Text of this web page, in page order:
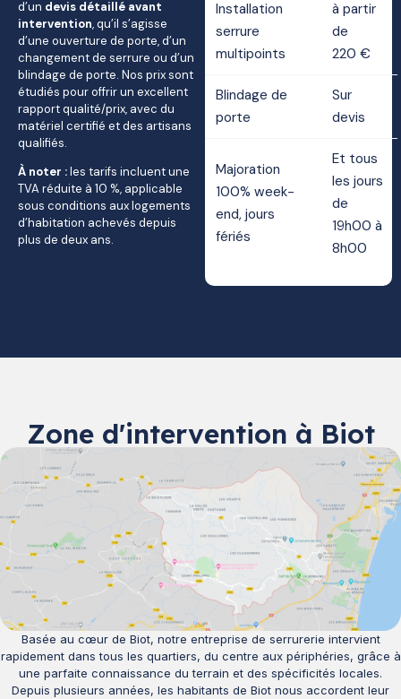
d’un devis détaillé avant
intervention, qu’il s’agisse
d’une ouverture de porte, d’un
changement de serrure ou d’un
blindage de porte. Nos prix sont
étudiés pour offrir un excellent
rapport qualité/prix, avec du
matériel certifié et des artisans
qualifiés.
À noter :les tarifs incluent une
TVA réduite à 10 %, applicable
sous conditions aux logements
d’habitation achevés depuis
plus de deux ans.
Installation
serrure
multipoints
à partir
de
220 €
Blindage de
porte
Sur
devis
Majoration
100% week-
end, jours
fériés
Et tous
les jours
de
19h00 à
8h00
Zone d'intervention à Biot
Basée au cœur de Biot, notre entreprise de serrurerie intervient
rapidement dans tous les quartiers, du centre aux périphéries, grâce à
une parfaite connaissance du terrain et des spécificités locales.
Depuis plusieurs années, les habitants de Biot nous accordent leur